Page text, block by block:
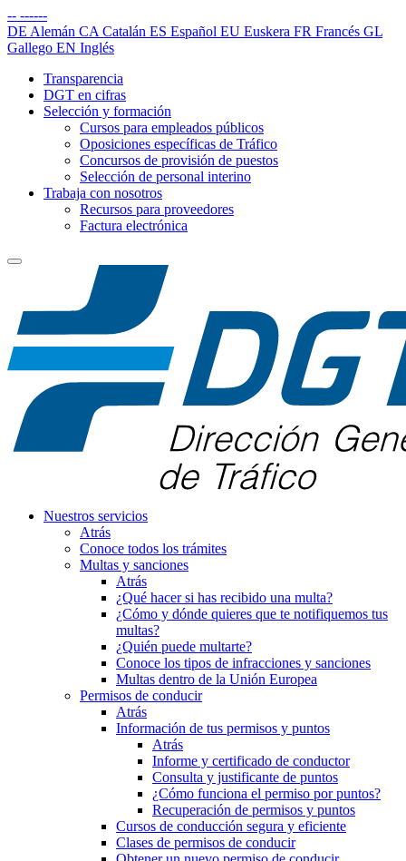
-- ------
DE Alemán CA Catalán ES Español EU Euskera FR Francés GL
Gallego EN Inglés
Transparencia
DGT en cifras
Selección y formación
Cursos para empleados públicos
Oposiciones específicas de Tráfico
Concursos de provisión de puestos
Selección de personal interino
Trabaja con nosotros
Recursos para proveedores
Factura electrónica
Nuestros servicios
Atrás
Conoce todos los trámites
Multas y sanciones
Atrás
¿Qué hacer si has recibido una multa?
¿Cómo y dónde quieres que te notifiquemos tus
multas?
¿Quién puede multarte?
Conoce los tipos de infracciones y sanciones
Multas dentro de la Unión Europea
Permisos de conducir
Atrás
Información de tus permisos y puntos
Atrás
Informe y certificado de conductor
Consulta y justificante de puntos
¿Cómo funciona el permiso por puntos?
Recuperación de permisos y puntos
Cursos de conducción segura y eficiente
Clases de permisos de conducir